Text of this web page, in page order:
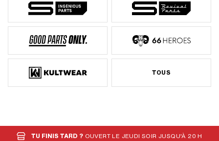
TOUS
TU FINIS TARD ? OUVERT LE JEUDI SOIR JUSQU'À 20 H